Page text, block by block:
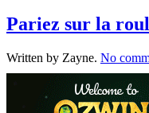
Pariez sur la
Written by Zayne. No